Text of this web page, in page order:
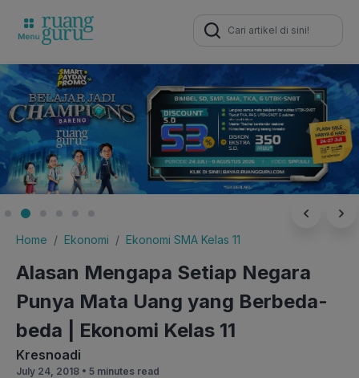
Search
for:
Home Ekonomi Ekonomi SMA Kelas 11
Alasan Mengapa Setiap Negara
Punya Mata Uang yang Berbeda-
beda | Ekonomi Kelas 11
Kresnoadi
July 24, 2018 • 5 minutes read